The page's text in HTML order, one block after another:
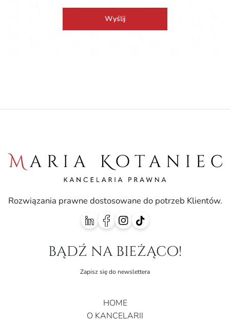
Wyślij
Rozwiązania prawne dostosowane do potrzeb Klientów.
bądź na bieżąco!
Zapisz się do newslettera
HOME
O KANCELARII